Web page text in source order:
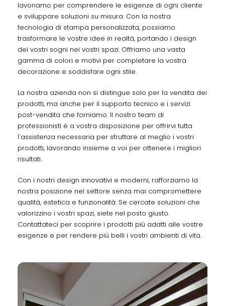
lavoriamo per comprendere le esigenze di ogni cliente
e sviluppare soluzioni su misura. Con la nostra
tecnologia di stampa personalizzata, possiamo
trasformare le vostre idee in realtà, portando i design
dei vostri sogni nei vostri spazi. Offriamo una vasta
gamma di colori e motivi per completare la vostra
decorazione e soddisfare ogni stile.
La nostra azienda non si distingue solo per la vendita dei
prodotti, ma anche per il supporto tecnico e i servizi
post-vendita che forniamo. Il nostro team di
professionisti è a vostra disposizione per offrirvi tutta
l'assistenza necessaria per sfruttare al meglio i vostri
prodotti, lavorando insieme a voi per ottenere i migliori
risultati.
Con i nostri design innovativi e moderni, rafforziamo la
nostra posizione nel settore senza mai compromettere
qualità, estetica e funzionalità. Se cercate soluzioni che
valorizzino i vostri spazi, siete nel posto giusto.
Contattateci per scoprire i prodotti più adatti alle vostre
esigenze e per rendere più belli i vostri ambienti di vita.